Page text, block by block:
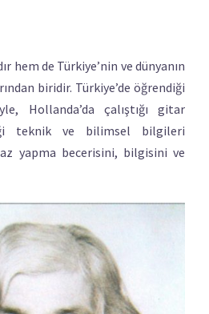
hem de Türkiye’nin ve dünyanın
biridir. Türkiye’de öğrendiği
Hollanda’da çalıştığı gitar
teknik ve bilimsel bilgileri
yapma becerisini, bilgisini ve